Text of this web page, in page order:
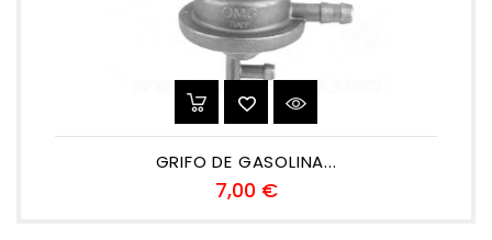
GRIFO DE GASOLINA...
7,00 €Precio